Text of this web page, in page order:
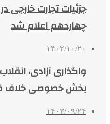
جزئیات تجارت خارجی
چهاردهم اعلام شد
۱۴۰۲/۱۰/۲۰
واگذاری آزادی،
بخش خصوصی خلاف
۱۴۰۳/۰۹/۲۴